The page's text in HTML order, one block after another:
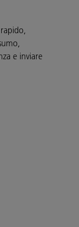
e inviare